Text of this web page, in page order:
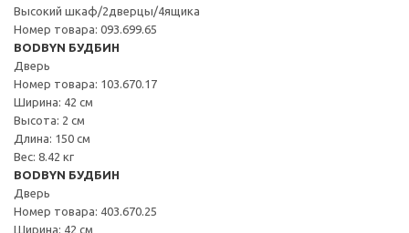
Высокий шкаф/2дверцы/4ящика
Номер товара: 093.699.65
BODBYN БУДБИН
Дверь
Номер товара: 103.670.17
Ширина: 42 см
Высота: 2 см
Длина: 150 см
Вес: 8.42 кг
BODBYN БУДБИН
Дверь
Номер товара: 403.670.25
Ширина: 42 см